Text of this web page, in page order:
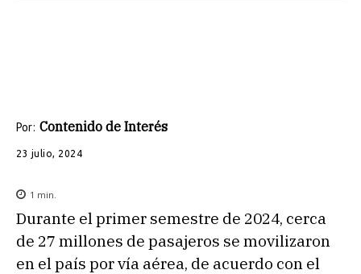
Por: Contenido de Interés
23 julio, 2024
1 min.
Durante el primer semestre de 2024, cerca
de 27 millones de pasajeros se movilizaron
en el país por vía aérea, de acuerdo con el